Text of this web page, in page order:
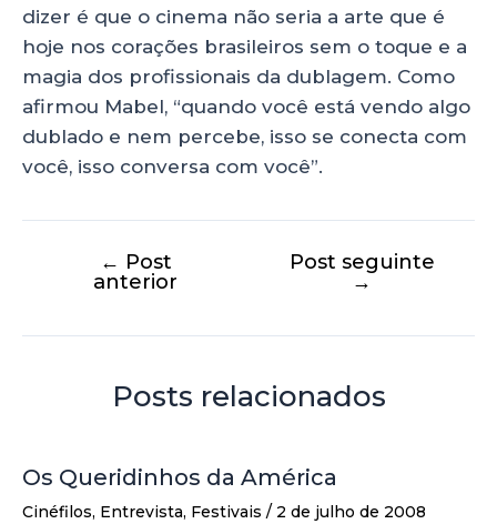
dizer é que o cinema não seria a arte que é
hoje nos corações brasileiros sem o toque e a
magia dos profissionais da dublagem. Como
afirmou Mabel, “quando você está vendo algo
dublado e nem percebe, isso se conecta com
você, isso conversa com você”.
← Post
anterior
Post seguinte
→
Posts relacionados
Os Queridinhos da América
Cinéfilos, Entrevista, Festivais / 2 de julho de 2008